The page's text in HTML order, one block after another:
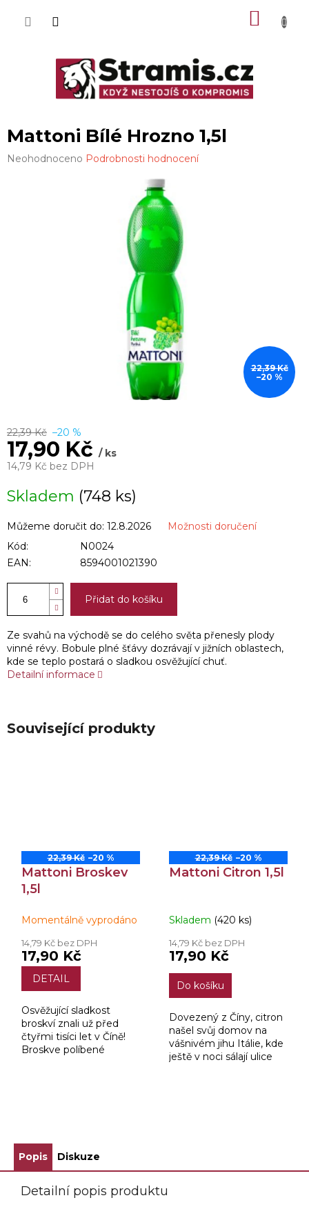
Mattoni Bílé Hrozno 1,5l
Průměrné
Neohodnoceno Podrobnosti hodnocení
22,39 Kč
–20 %
22,39 Kč –20 %
17,90 Kč/ ks
14,79 Kč bez DPH
cena:
Skladem (748 ks)
Můžeme doručit do: 12.8.2026
Možnosti doručení
Kód:
N0024
EAN:
8594001021390
Přidat do košíku
Ze svahů na východě se do celého světa přenesly plody
vinné révy. Bobule plné šťávy dozrávají v jižních oblastech,
kde se teplo postará o sladkou osvěžující chuť.
Detailní informace
Související produkty
22,39 Kč –20 %
Mattoni Broskev
1,5l
Momentálně vyprodáno
14,79 Kč bez DPH
17,90 Kč
DETAIL
Osvěžující sladkost
broskví znali už před
čtyřmi tisíci let v Číně!
Broskve políbené
22,39 Kč –20 %
Mattoni Citron 1,5l
Skladem (420 ks)
14,79 Kč bez DPH
17,90 Kč
Do košíku
Dovezený z Číny, citron
našel svůj domov na
vášnivém jihu Itálie, kde
ještě v noci sálají ulice
Popis Diskuze
Detailní popis produktu